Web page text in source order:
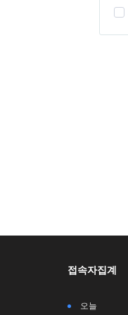
접속자집계
오늘